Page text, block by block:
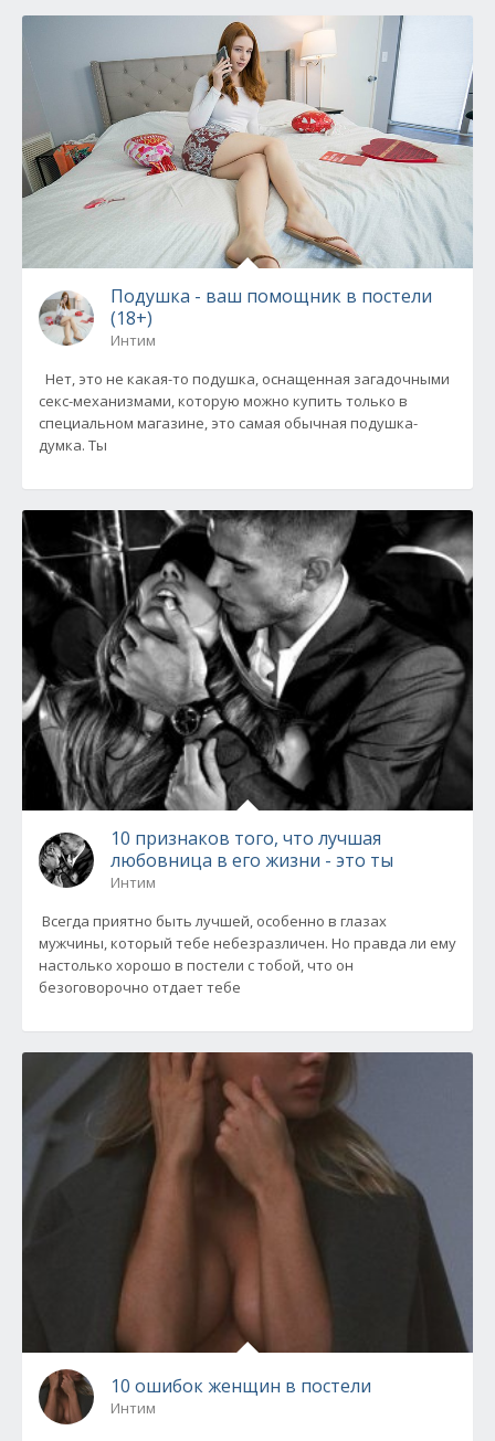
Подушка - ваш помощник в постели
(18+)
Интим
Нет, это не какая-то подушка, оснащенная загадочными
секс-механизмами, которую можно купить только в
специальном магазине, это самая обычная подушка-
думка. Ты
10 признаков того, что лучшая
любовница в его жизни - это ты
Интим
Всегда приятно быть лучшей, особенно в глазах
мужчины, который тебе небезразличен. Но правда ли ему
настолько хорошо в постели с тобой, что он
безоговорочно отдает тебе
10 ошибок женщин в постели
Интим